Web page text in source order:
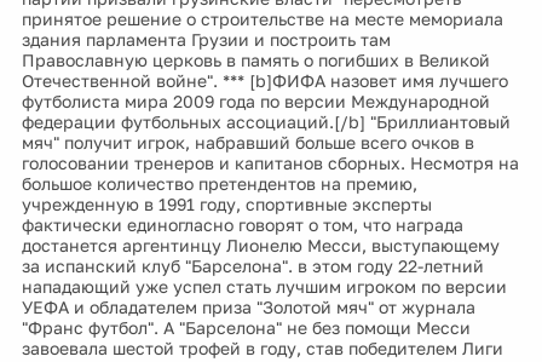
принятое решение о строительстве на месте мемориала
здания парламента Грузии и построить там
Православную церковь в память о погибших в Великой
Отечественной войне". *** [b]ФИФА назовет имя лучшего
футболиста мира 2009 года по версии Международной
федерации футбольных ассоциаций.[/b] "Бриллиантовый
мяч" получит игрок, набравший больше всего очков в
голосовании тренеров и капитанов сборных. Несмотря на
большое количество претендентов на премию,
учрежденную в 1991 году, спортивные эксперты
фактически единогласно говорят о том, что награда
достанется аргентинцу Лионелю Месси, выступающему
за испанский клуб "Барселона". в этом году 22-летний
нападающий уже успел стать лучшим игроком по версии
УЕФА и обладателем приза "Золотой мяч" от журнала
"Франс футбол". А "Барселона" не без помощи Месси
завоевала шестой трофей в году, став победителем Лиги